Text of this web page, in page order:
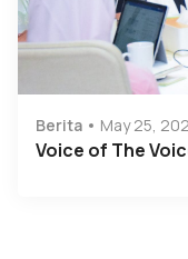
Berita May 25,
Voice of The